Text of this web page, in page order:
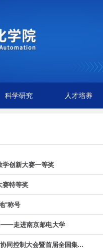
科学研究 人才培养
学创新大赛一等奖
赛特等奖
”称号
走进南京邮电大学
同控制大会暨首届全国集...